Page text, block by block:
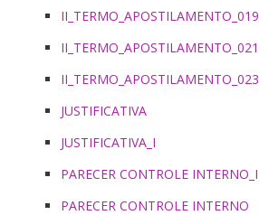
II_TERMO_APOSTILAMENTO_019
II_TERMO_APOSTILAMENTO_021
II_TERMO_APOSTILAMENTO_023
JUSTIFICATIVA
JUSTIFICATIVA_I
PARECER CONTROLE INTERNO_I
PARECER CONTROLE INTERNO